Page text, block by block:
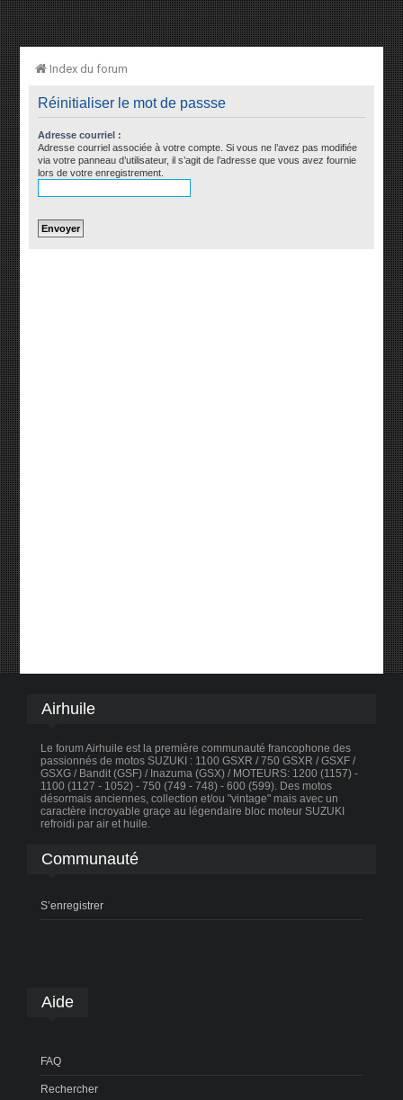
Index du forum
Réinitialiser le mot de passse
Adresse courriel :
Adresse courriel associée à votre compte. Si vous ne l’avez pas modifiée
via votre panneau d’utilisateur, il s’agit de l’adresse que vous avez fournie
lors de votre enregistrement.
Airhuile
Le forum Airhuile est la première communauté francophone des
passionnés de motos SUZUKI : 1100 GSXR / 750 GSXR / GSXF /
GSXG / Bandit (GSF) / Inazuma (GSX) / MOTEURS: 1200 (1157) -
1100 (1127 - 1052) - 750 (749 - 748) - 600 (599). Des motos
désormais anciennes, collection et/ou "vintage" mais avec un
caractère incroyable graçe au légendaire bloc moteur SUZUKI
refroidi par air et huile.
Communauté
S’enregistrer
Aide
FAQ
Rechercher